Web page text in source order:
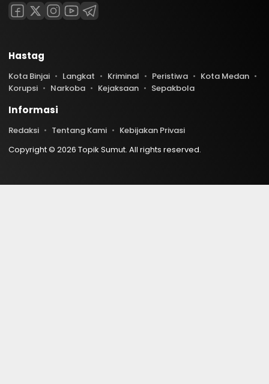
Hastag
Kota Binjai Langkat Kriminal Peristiwa
Kota Medan
Korupsi
Narkoba Kejaksaan Sepakbola
Informasi
Redaksi Tentang Kami
Kebijakan Privasi
Copyright © 2026 Topik Sumut. All rights reserved.